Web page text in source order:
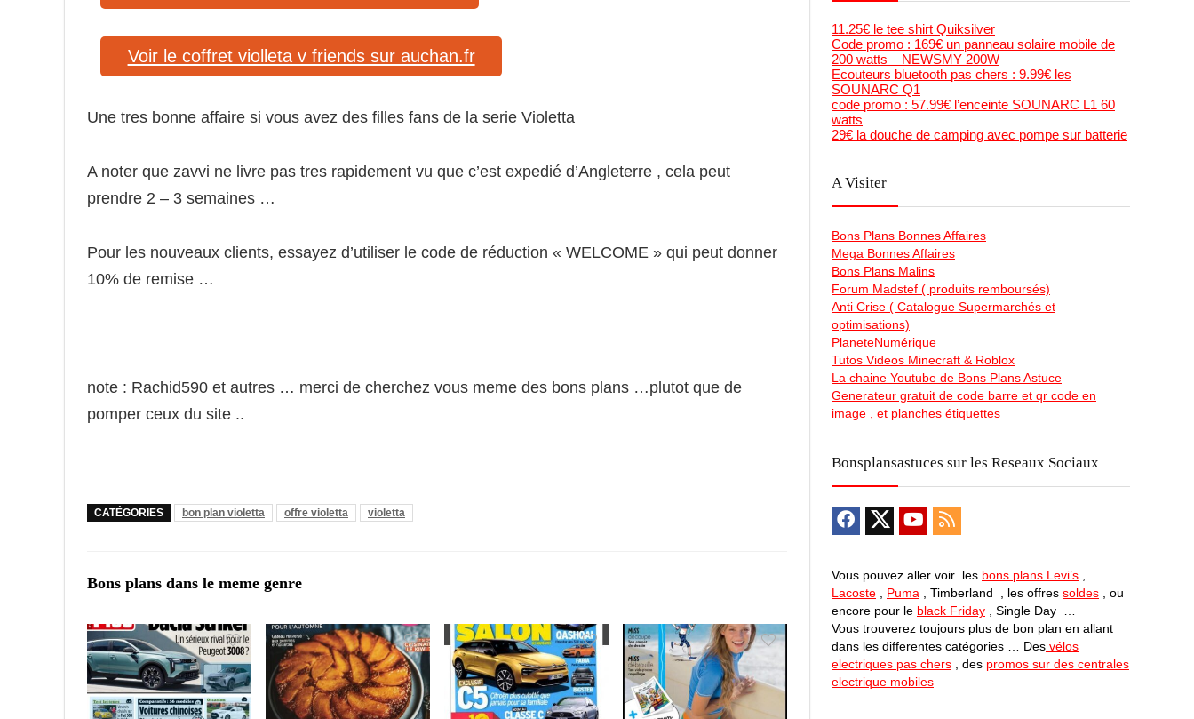
Voir le coffret violleta v friends sur auchan.fr
Une tres bonne affaire si vous avez des filles fans de la serie Violetta
A noter que zavvi ne livre pas tres rapidement vu que c’est expedié d’Angleterre , cela peut
prendre 2 – 3 semaines …
Pour les nouveaux clients, essayez d’utiliser le code de réduction « WELCOME » qui peut donner
10% de remise …
note : Rachid590 et autres … merci de cherchez vous meme des bons plans …plutot que de
pomper ceux du site ..
CATÉGORIES bon plan violetta offre violetta violetta
Bons plans dans le meme genre
11.25€ le tee shirt Quiksilver
Code promo : 169€ un panneau solaire mobile de
200 watts – NEWSMY 200W
Ecouteurs bluetooth pas chers : 9.99€ les
SOUNARC Q1
code promo : 57.99€ l’enceinte SOUNARC L1 60
watts
29€ la douche de camping avec pompe sur batterie
A Visiter
Bons Plans Bonnes Affaires
Mega Bonnes Affaires
Bons Plans Malins
Forum Madstef ( produits remboursés)
Anti Crise ( Catalogue Supermarchés et
optimisations)
PlaneteNumérique
Tutos Videos Minecraft & Roblox
La chaine Youtube de Bons Plans Astuce
Generateur gratuit de code barre et qr code en
image , et planches étiquettes
Bonsplansastuces sur les Reseaux Sociaux
Vous pouvez aller voir les bons plans Levi’s
Lacoste
Puma , Timberland , les offres soldes , ou
encore pour le black Friday , Single Day …
Vous trouverez toujours plus de bon plan en allant
dans les differentes catégories … Des vélos
electriques pas chers , des promos sur des centrales
electrique mobiles